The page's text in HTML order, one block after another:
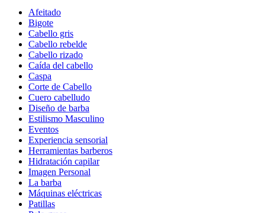
Afeitado
Bigote
Cabello gris
Cabello rebelde
Cabello rizado
Caída del cabello
Caspa
Corte de Cabello
Cuero cabelludo
Diseño de barba
Estilismo Masculino
Eventos
Experiencia sensorial
Herramientas barberos
Hidratación capilar
Imagen Personal
La barba
Máquinas eléctricas
Patillas